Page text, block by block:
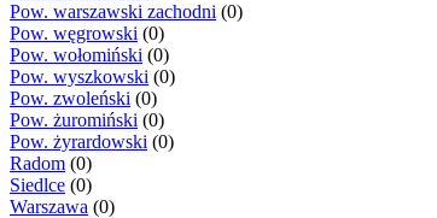
Pow. warszawski zachodni (0)
Pow. węgrowski (0)
Pow. wołomiński (0)
Pow. wyszkowski (0)
Pow. zwoleński (0)
Pow. żuromiński (0)
Pow. żyrardowski (0)
Radom (0)
Siedlce (0)
Warszawa (0)